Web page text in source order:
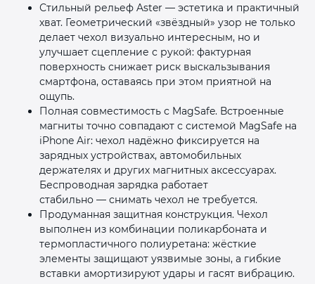
Стильный рельеф Aster — эстетика и практичный
хват. Геометрический «звёздный» узор не только
делает чехол визуально интересным, но и
улучшает сцепление с рукой: фактурная
поверхность снижает риск выскальзывания
смартфона, оставаясь при этом приятной на
ощупь.
Полная совместимость с MagSafe. Встроенные
магниты точно совпадают с системой MagSafe на
iPhone Air: чехол надёжно фиксируется на
зарядных устройствах, автомобильных
держателях и других магнитных аксессуарах.
Беспроводная зарядка работает
стабильно — снимать чехол не требуется.
Продуманная защитная конструкция. Чехол
выполнен из комбинации поликарбоната и
термопластичного полиуретана: жёсткие
элементы защищают уязвимые зоны, а гибкие
вставки амортизируют удары и гасят вибрацию.